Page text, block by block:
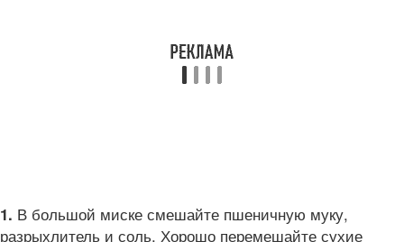
1. В большой миске смешайте пшеничную муку,
разрыхлитель и соль. Хорошо перемешайте сухие